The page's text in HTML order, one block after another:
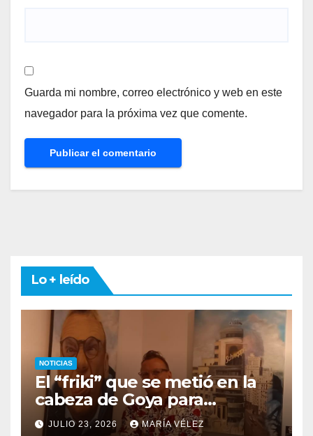
Guarda mi nombre, correo electrónico y web en este
navegador para la próxima vez que comente.
Lo + leído
NOTICIAS
El “friki” que se metió en la
cabeza de Goya para
descubrir qué esconden sus
JULIO 23, 2026 MARÍA VÉLEZ